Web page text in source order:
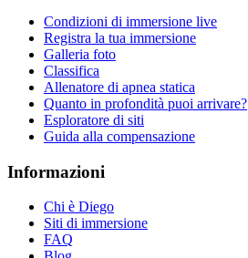
Condizioni di immersione live
Registra la tua immersione
Galleria foto
Classifica
Allenatore di apnea statica
Quanto in profondità puoi arrivare?
Esploratore di siti
Guida alla compensazione
Informazioni
Chi è Diego
Siti di immersione
FAQ